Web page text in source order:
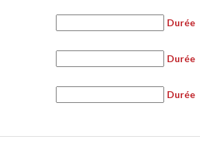
Durée
Durée
Durée